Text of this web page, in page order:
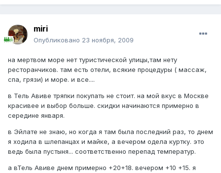
miri
Опубликовано 23 ноября, 2009
на мертвом море нет туристической улицы,там нету
ресторанчиков. там есть отели, всякие процедуры ( массаж,
спа, грязи) и море. и все....
в Тель Авиве тряпки покупать не стоит. на мой вкус в Москве
красивее и выбор больше. скидки начинаются примерно в
середине января.
в Эйлате не знаю, но когда я там была последний раз, то днем
я ходила в шлепанцах и майке, а вечером одела куртку. это
ведь была пустыня... соответственно перепад температур.
а вТель Авиве днем примерно +20+18. вечером +10 +15. я